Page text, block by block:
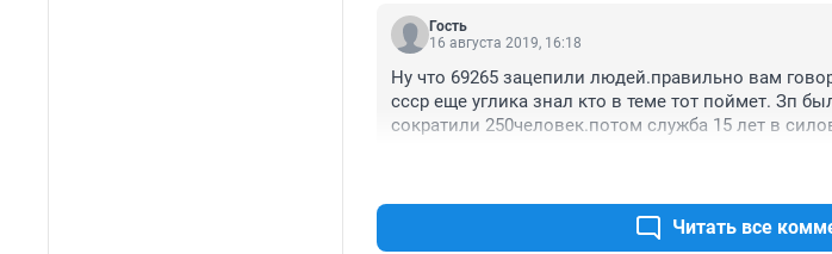
Гость
16 августа 2019, 16:18
Ну что 69265 зацепили людей.правильно вам
ссср еще углика знал кто в теме тот поймет. Зп
сократили 250человек.потом служба 15 лет в
Читать все